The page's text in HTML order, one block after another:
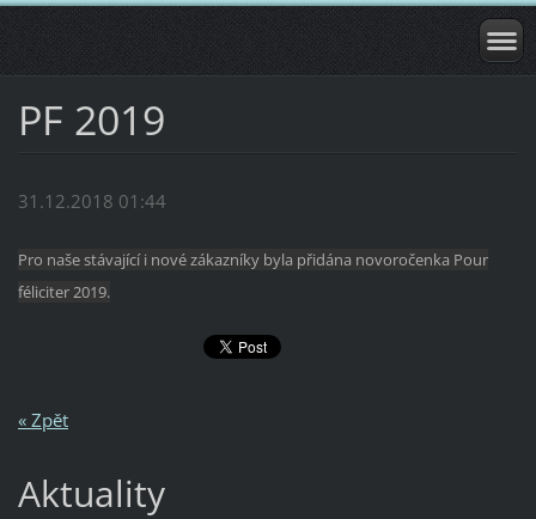
PF 2019
31.12.2018 01:44
Pro naše stávající i nové zákazníky byla přidána novoročenka Pour
féliciter 2019.
« Zpět
Aktuality